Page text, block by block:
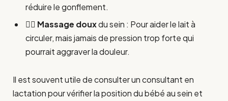
réduire le gonflement.
💆‍♀️ Massage douxdu sein : Pour aider le lait à
circuler, mais jamais de pression trop forte qui
pourrait aggraver la douleur.
Il est souvent utile de consulter un consultant en
lactation pour vérifier la position du bébé au sein et